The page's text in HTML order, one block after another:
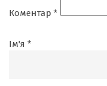
Коментар *
Ім'я *